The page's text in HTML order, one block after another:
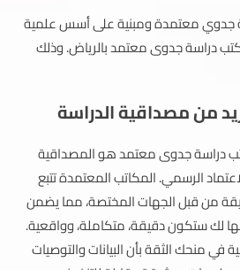
جدوي معتمدة ومبنية على أسس علمية
دراسة جدوى معتمد بالرياض. وذلك
من مصداقية الدراسة
دراسة جدوى معتمد هو المصداقية
الرسمي. المكاتب المعتمدة تتبع
من قبل الجهات المختصة، مما يضمن
لك ستكون دقيقة، متكاملة، وواقعية.
في منحك الثقة بأن البيانات والتوصيات